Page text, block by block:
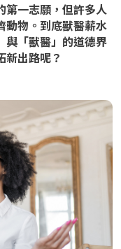
第一志願，但許多人
動物。到底獸醫薪水
與「獸醫」的道德界
新出路呢？